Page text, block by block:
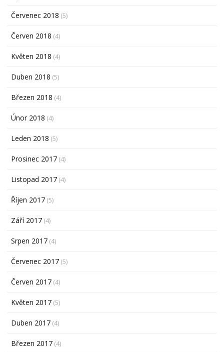
Červenec 2018 (5)
Červen 2018 (4)
Květen 2018 (4)
Duben 2018 (5)
Březen 2018 (4)
Únor 2018 (4)
Leden 2018 (5)
Prosinec 2017 (4)
Listopad 2017 (4)
Říjen 2017 (5)
Září 2017 (4)
Srpen 2017 (4)
Červenec 2017 (5)
Červen 2017 (4)
Květen 2017 (5)
Duben 2017 (4)
Březen 2017 (4)